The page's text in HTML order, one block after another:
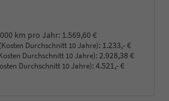
km pro Jahr: 1.569,60 €
(Kosten Durchschnitt 10 Jahre): 1.233,- €
Durchschnitt 10 Jahre): 2.928,38 €
Durchschnitt 10 Jahre):4.521,- €